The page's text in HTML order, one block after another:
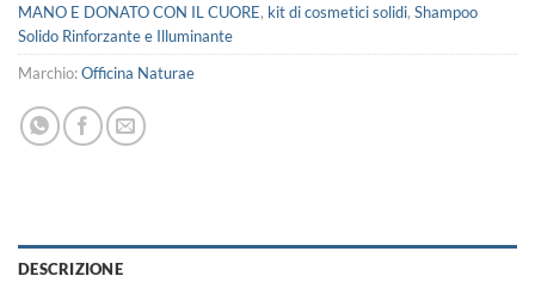
MANO E DONATO CON IL CUORE, kit di cosmetici solidi, Shampoo
Solido Rinforzante e Illuminante
Marchio:Officina Naturae
DESCRIZIONE